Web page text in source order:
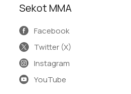
Sekot MMA
Facebook
Twitter (X)
Instagram
YouTube